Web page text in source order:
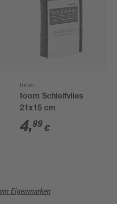
toom
toom Schleifvlies
21x15 cm
4,99 €
Eigenmarken